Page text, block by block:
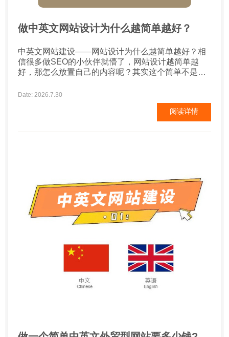
做中英文网站设计为什么越简单越好？
中英文网站建设——网站设计为什么越简单越好？相
信很多做SEO的小伙伴就懵了，网站设计越简单越
好，那怎么放置自己的内容呢？其实这个简单不是字
换 一项又一项研究证明，简单的网页设计比繁复的网
站有更多的转化率。许多电商店主甚至表示，在简化
了网站后，销售额出现了大幅增长。试图通过拉出所
有的花哨的东西来促进销售是很诱人的，但是过于努
力实际上会产生相反的效果...
Date: 2026.7.30
阅读详情